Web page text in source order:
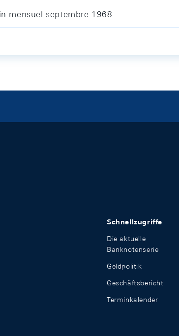
mensuel septembre 1968
Schnellzugriffe
Die aktuelle
Banknotenserie
Geldpolitik
Geschäftsbericht
Terminkalender